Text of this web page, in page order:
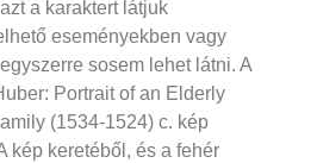
a karaktert látjuk
eseményekben vagy
sosem lehet látni. A
Portrait of an Elderly
(1534-1524) c. kép
kép keretéből, és a fehér